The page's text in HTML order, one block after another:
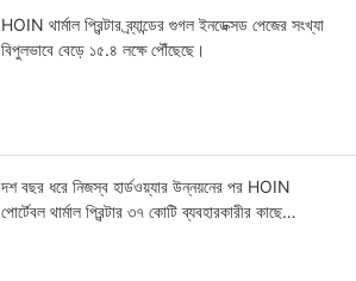
HOIN থার্মাল প্রিন্টার ব্র্যান্ডের গুগল ইনডেক্সড পেজের সংখ্যা
বিপুলভাবে বেড়ে ১৫.৪ লক্ষে পৌঁছেছে।
দশ বছর ধরে নিজস্ব হার্ডওয়্যার উন্নয়নের পর HOIN
পোর্টেবল থার্মাল প্রিন্টার ৩৭ কোটি ব্যবহারকারীর কাছে